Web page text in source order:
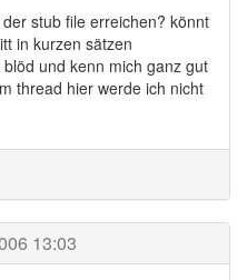
stub file erreichen? könnt
in kurzen sätzen
und kenn mich ganz gut
thread hier werde ich nicht
13:03